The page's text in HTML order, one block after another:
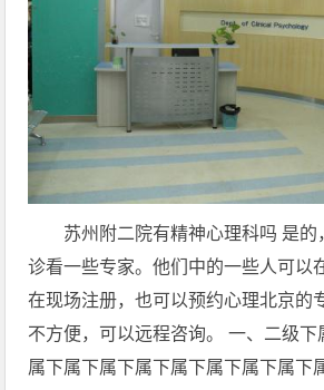
苏州附二院有精神心理科吗 是的
诊看一些专家。他们中的一些人可以
在现场注册，也可以预约心理北京的
不方便，可以远程咨询。 一、二级
属下属下属下属下属下属下属下属下